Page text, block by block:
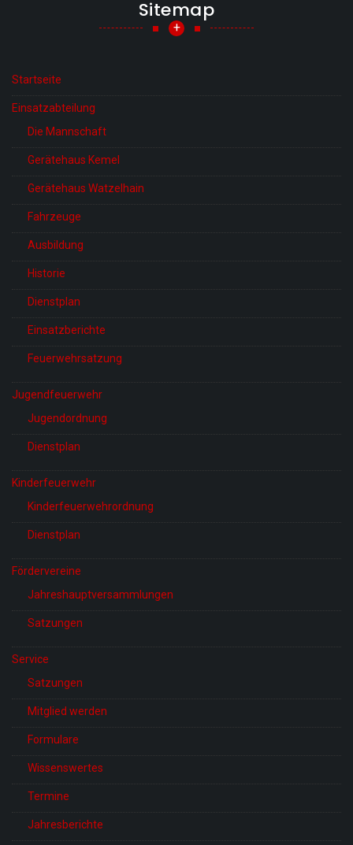
Sitemap
+
Startseite
Einsatzabteilung
Die Mannschaft
Gerätehaus Kemel
Gerätehaus Watzelhain
Fahrzeuge
Ausbildung
Historie
Dienstplan
Einsatzberichte
Feuerwehrsatzung
Jugendfeuerwehr
Jugendordnung
Dienstplan
Kinderfeuerwehr
Kinderfeuerwehrordnung
Dienstplan
Fördervereine
Jahreshauptversammlungen
Satzungen
Service
Satzungen
Mitglied werden
Formulare
Wissenswertes
Termine
Jahresberichte